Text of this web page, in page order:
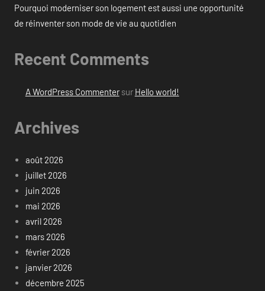
Pourquoi moderniser son logement est aussi une opportunité
de réinventer son mode de vie au quotidien
Recent Comments
A WordPress Commentersur Hello world!
Archives
août 2026
juillet 2026
juin 2026
mai 2026
avril 2026
mars 2026
février 2026
janvier 2026
décembre 2025